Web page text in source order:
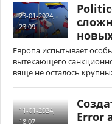
23-01-2024,
23:09
Европа испытывает
вытекающего
вяще не осталось
11-01-2024,
18:07
Error